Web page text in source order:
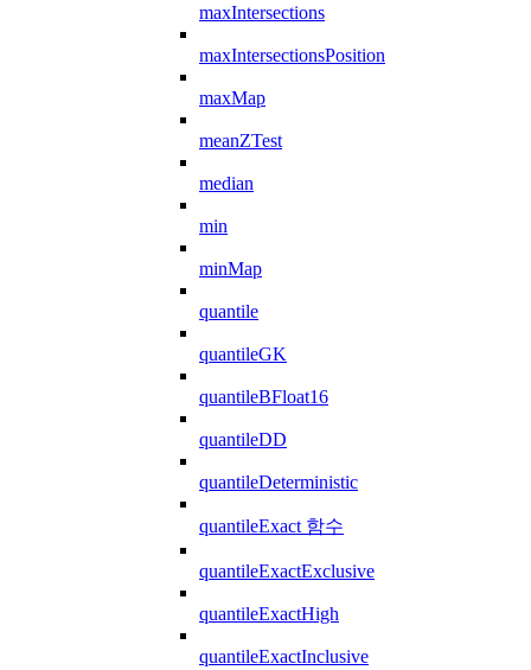
maxIntersections
maxIntersectionsPosition
maxMap
meanZTest
median
min
minMap
quantile
quantileGK
quantileBFloat16
quantileDD
quantileDeterministic
quantileExact 함수
quantileExactExclusive
quantileExactHigh
quantileExactInclusive